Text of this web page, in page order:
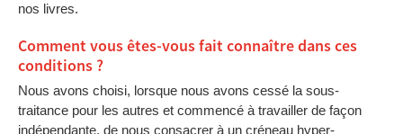
nos livres.
Comment vous êtes-vous fait connaître dans ces
conditions ?
Nous avons choisi, lorsque nous avons cessé la sous-
traitance pour les autres et commencé à travailler de façon
indépendante, de nous consacrer à un créneau hyper-